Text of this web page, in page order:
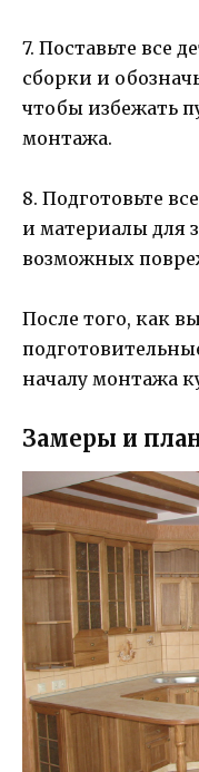
7. Поставьте все
сборки и
чтобы избежать
монтажа.
8. Подготовьте
и материалы для
возможных
После того, как
началу монтажа
Замеры и